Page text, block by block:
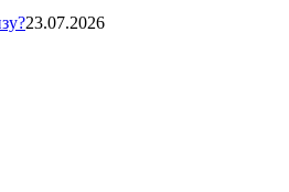
23.07.2026